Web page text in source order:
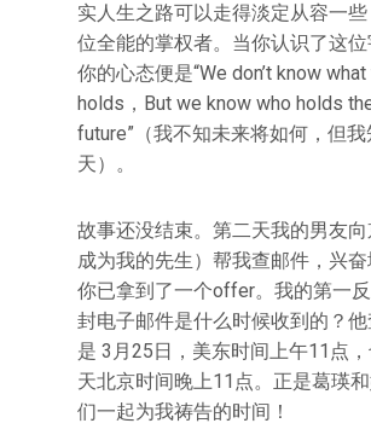
实人生之路可以走得淡定从容一
位全能的掌权者。当你认识了这位
你的心态便是“We don’t know
holds，But we know who holds
future”（我不知未来将如何，但
天）。
故事还没结束。第二天我的男友
成为我的先生）帮我查邮件，兴奋
你已拿到了一个offer。我的第一
封电子邮件是什么时候收到的？他
是 3月25日，美东时间上午11点
天北京时间晚上11点。正是葛瑛
们一起为我祷告的时间！